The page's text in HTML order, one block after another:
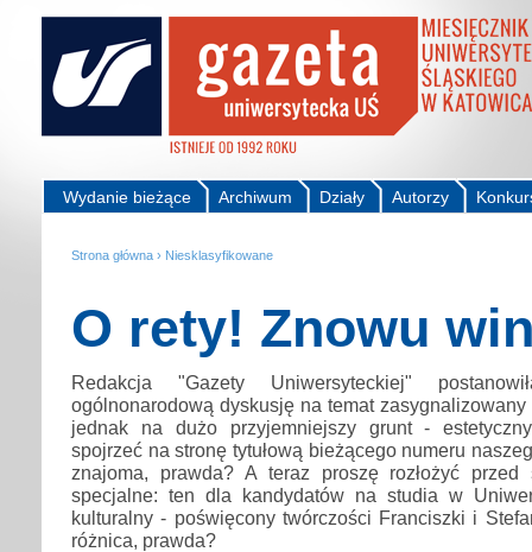
Autorzy
Działy
Archiwum
Wydanie bieżące
Strona główna › Niesklasyfikowane
O rety! Znowu
Redakcja "Gazety Uniwersyteckiej"
ogólnonarodową dyskusję na temat
jednak na dużo przyjemniejszy grunt -
spojrzeć na stronę tytułową bieżącego numeru
znajoma, prawda? A teraz proszę rozłożyć
specjalne: ten dla kandydatów na studia w
kulturalny - poświęcony twórczości Franciszki i
różnica, prawda?